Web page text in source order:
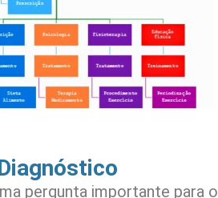
pergunta importante para o